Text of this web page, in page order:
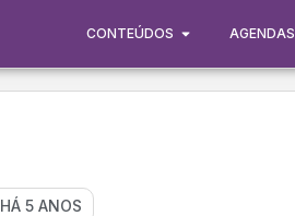
CONTEÚDOS AGENDAS
HÁ 5 ANOS